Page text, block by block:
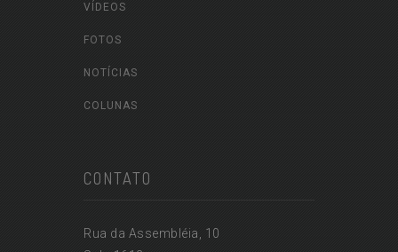
VÍDEOS
FOTOS
NOTÍCIAS
COLUNAS
CONTATO
Rua da Assembléia, 10